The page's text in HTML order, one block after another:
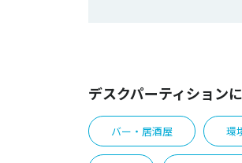
デスクパーティション
バー・居酒屋 環